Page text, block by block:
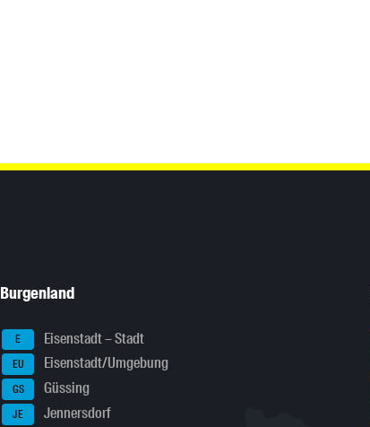
Burgenland
E Eisenstadt – Stadt
EU Eisenstadt/Umgebung
GS Güssing
JE Jennersdorf